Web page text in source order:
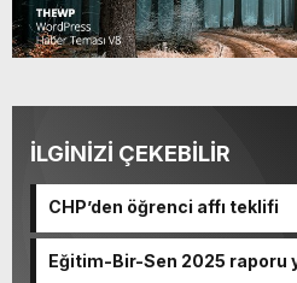
İLGİNİZİ ÇEKEBİLİR
CHP’den öğrenci affı teklifi
Eğitim-Bir-Sen 2025 raporu